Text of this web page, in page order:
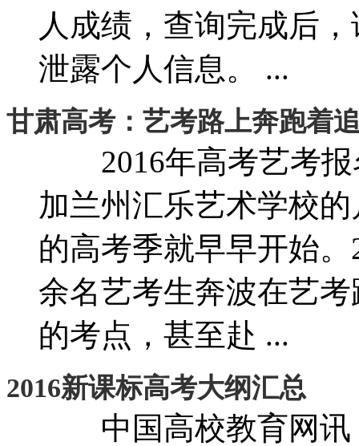
人成绩，查询完成后
泄露个人信息。 ...
甘肃高考：艺考路上奔跑着
2016年高考艺考
加兰州汇乐艺术学校
的高考季就早早开始
余名艺考生奔波在艺
的考点，甚至赴 ...
2016新课标高考大纲汇总
中国高校教育网讯